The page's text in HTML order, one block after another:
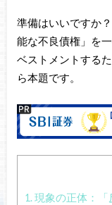
準備はいいですか
能な不良債権」を
ベストメントする
ら本題です。
1.現象の正体：「